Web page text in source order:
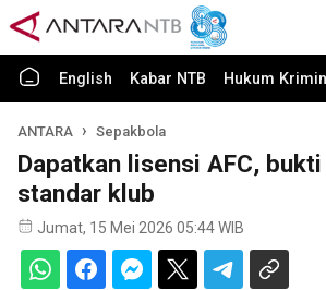
English Kabar NTB Hukum
ANTARA Sepakbola
Dapatkan lisensi AFC,
standar klub
Jumat, 15 Mei 2026 05:44 WIB